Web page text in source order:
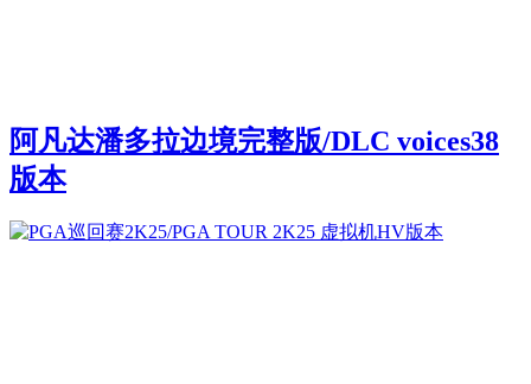
阿凡达潘多拉边境完整版/DLC voices38
版本